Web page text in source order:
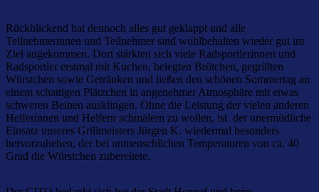
Rückblickend hat dennoch alles gut geklappt und alle
Teilnehmerinnen und Teilnehmer sind wohlbehalten wieder gut im
Ziel angekommen. Dort stärkten sich viele Radsportlerinnen und
Radsportler erstmal mit Kuchen, belegten Brötchen, gegrillten
Würstchen sowie Getränken und ließen den schönen Sommertag an
einem schattigen Plätzchen in angenehmer Atmosphäre mit etwas
schweren Beinen ausklingen. Ohne die Leistung der vielen anderen
Helferinnen und Helfern schmälern zu wollen, ist der unermüdliche
Einsatz unseres Grillmeisters Jürgen K. wiedermal besonders
hervorzuheben, der bei unmenschlichen Temperaturen von ca. 40
Grad die Würstchen zubereitete.